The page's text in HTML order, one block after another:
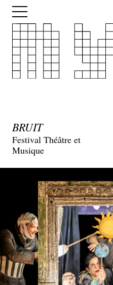
Aller
contenu
principal
Menu
BRUIT
Festival Théâtre et
Musique